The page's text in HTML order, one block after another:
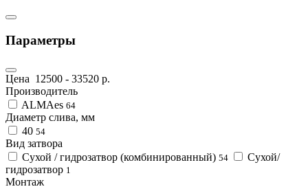
Параметры
Цена 12500 - 33520 р.
Производитель
ALMAes 64
Диаметр слива, мм
40 54
Вид затвора
Сухой / гидрозатвор (комбинированный) 54
Сухой/
гидрозатвор 1
Монтаж